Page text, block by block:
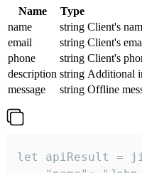
Name Type
name
string Client's
email
string Client's
phone
string Client's
description string Additional
message
string Offline
let apiResult =